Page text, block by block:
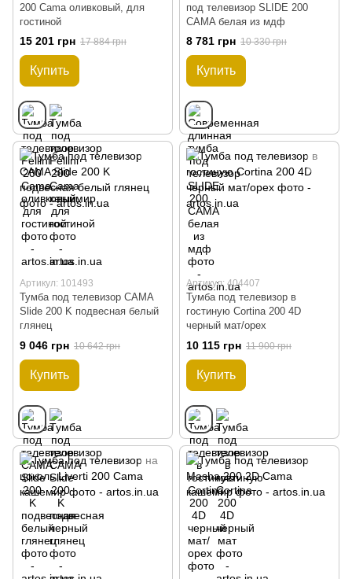
200 Cama оливковый, для
гостиной
15 201 грн 17 884 грн
Купить
под телевизор SLIDE 200
CAMA белая из мдф
8 781 грн 10 330 грн
Купить
Артикул: 101493
Тумба под телевизор CAMA
Slide 200 K подвесная белый
глянец
9 046 грн 10 642 грн
Купить
Артикул: 404407
Тумба под телевизор в
гостиную Cortina 200 4D
черный мат/орех
10 115 грн 11 900 грн
Купить